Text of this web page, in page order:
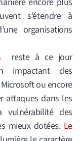
s’étendre à
organisations
reste à ce jour
impactant des
ou encore
attaques dans les
des
mieux dotées. Le